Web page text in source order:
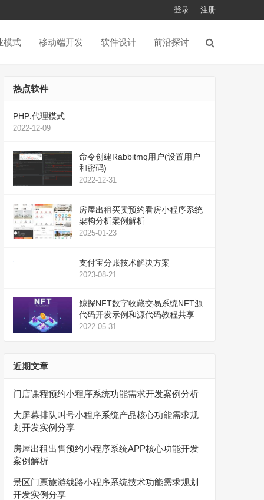
登录 注册
模式 移动端开发 软件设计 前沿探讨
热点软件
PHP:代理模式
2022-12-09
命令创建Rabbitmq用户(设置用户
和密码)
2022-12-31
房屋出租买卖预约看房小程序系统
架构分析案例解析
2025-01-23
支付宝分账技术解决方案
2023-08-21
鲸探NFT数字收藏交易系统NFT源
代码开发示例和源代码教程共享
2022-05-31
近期文章
门店课程预约小程序系统功能需求开发案例分析
大屏幕排队叫号小程序系统产品核心功能需求规
划开发实例分享
房屋出租出售预约小程序系统APP核心功能开发
案例解析
景区门票旅游线路小程序系统技术功能需求规划
开发实例分享